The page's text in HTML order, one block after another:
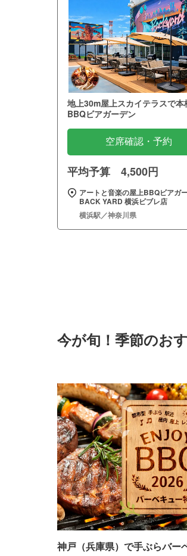
地上30m屋上スカイテラスで本
BBQビアガーデン
空席確認・予約
平均予算 4,500円
アートと音楽の屋上BBQビアガ
BACK YARD 横浜ビブレ店
横浜駅／神奈川県
今が旬！季節のお
神戸（兵庫県）で手ぶらバー